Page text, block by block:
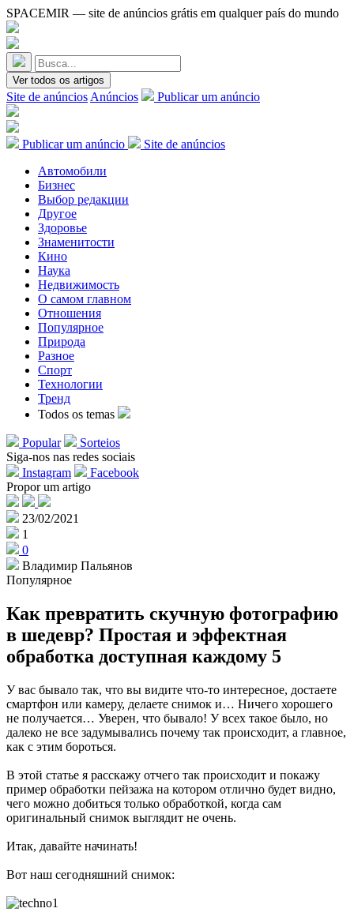
SPACEMIR — site de anúncios grátis em qualquer país do mundo
Ver todos os artigos
Site de anúncios Anúncios Publicar um anúncio
Publicar um anúncio
Site de anúncios
Автомобили
Бизнес
Выбор редакции
Другое
Здоровье
Знаменитости
Кино
Наука
Недвижимость
О самом главном
Отношения
Популярное
Природа
Разное
Спорт
Технологии
Тренд
Todos os temas
Popular
Sorteios
Siga-nos nas redes sociais
Instagram
Facebook
Propor um artigo
23/02/2021
1
0
Владимир Пальянов
Популярное
Как превратить скучную фотографию
в шедевр? Простая и эффектная
обработка доступная каждому 5
У вас бывало так, что вы видите что-то интересное, достаете
смартфон или камеру, делаете снимок и… Ничего хорошего
не получается… Уверен, что бывало! У всех такое было, но
далеко не все задумывались почему так происходит, а главное,
как с этим бороться.
В этой статье я расскажу отчего так происходит и покажу
пример обработки пейзажа на котором отлично будет видно,
чего можно добиться только обработкой, когда сам
оригинальный снимок выглядит не очень.
Итак, давайте начинать!
Вот наш сегодняшний снимок: